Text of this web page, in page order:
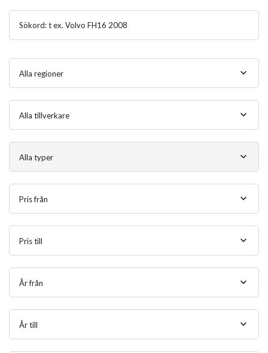
Alla regioner
Alla tillverkare
Alla typer
Pris från
Pris till
År från
År till